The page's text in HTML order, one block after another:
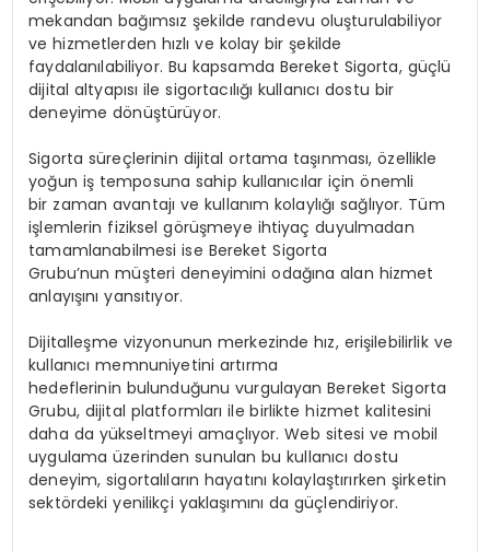
mekandan bağımsız şekilde randevu oluşturulabiliyor
ve hizmetlerden hızlı ve kolay bir şekilde
faydalanılabiliyor. Bu kapsamda Bereket Sigorta, güçlü
dijital altyapısı ile sigortacılığı kullanıcı dostu bir
deneyime dönüştürüyor.
Sigorta süreçlerinin dijital ortama taşınması, özellikle
yoğun iş temposuna sahip kullanıcılar için önemli
bir zaman avantajı ve kullanım kolaylığı sağlıyor. Tüm
işlemlerin fiziksel görüşmeye ihtiyaç duyulmadan
tamamlanabilmesi ise Bereket Sigorta
Grubu’nun müşteri deneyimini odağına alan hizmet
anlayışını yansıtıyor.
Dijitalleşme vizyonunun merkezinde hız, erişilebilirlik ve
kullanıcı memnuniyetini artırma
hedeflerinin bulunduğunu vurgulayan Bereket Sigorta
Grubu, dijital platformları ile birlikte hizmet kalitesini
daha da yükseltmeyi amaçlıyor. Web sitesi ve mobil
uygulama üzerinden sunulan bu kullanıcı dostu
deneyim, sigortalıların hayatını kolaylaştırırken şirketin
sektördeki yenilikçi yaklaşımını da güçlendiriyor.